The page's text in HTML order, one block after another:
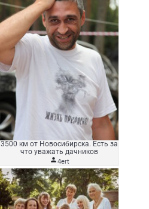
3500 км от Новосибирска. Есть за
что уважать дачников
4ert